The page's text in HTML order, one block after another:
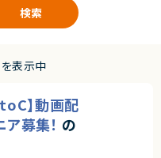
検索
表示中
】動画配
募集！ の